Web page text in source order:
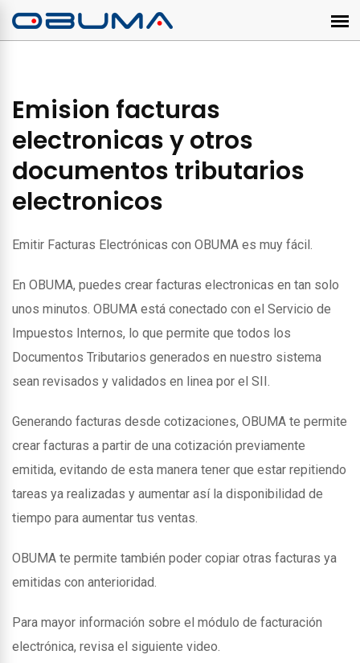
Emision facturas
electronicas y otros
documentos tributarios
electronicos
Emitir Facturas Electrónicas con OBUMA es muy fácil.
En OBUMA, puedes crear facturas electronicas en tan solo
unos minutos. OBUMA está conectado con el Servicio de
Impuestos Internos, lo que permite que todos los
Documentos Tributarios generados en nuestro sistema
sean revisados y validados en linea por el SII.
Generando facturas desde cotizaciones, OBUMA te permite
crear facturas a partir de una cotización previamente
emitida, evitando de esta manera tener que estar repitiendo
tareas ya realizadas y aumentar así la disponibilidad de
tiempo para aumentar tus ventas.
OBUMA te permite también poder copiar otras facturas ya
emitidas con anterioridad.
Para mayor información sobre el módulo de facturación
electrónica, revisa el siguiente video.